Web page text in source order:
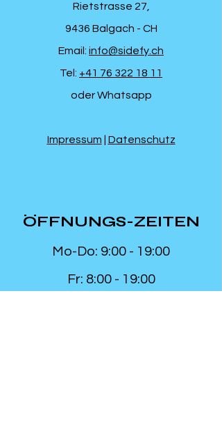
Rietstrasse 27,
9436 Balgach - CH
Email: info@sidefy.ch
Tel: +41 76 322 18 11
oder Whatsapp
Impressum Datenschutz
ÖFFNUNGS-ZEITEN
Mo-Do: 9:00 - 19:00
Fr: 8:00 - 19:00